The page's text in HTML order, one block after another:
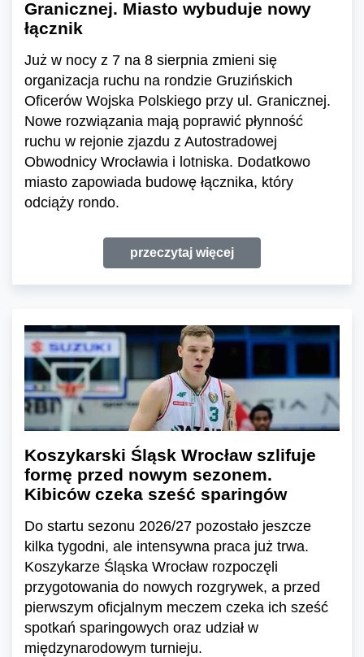
Granicznej. Miasto wybuduje nowy
łącznik
Już w nocy z 7 na 8 sierpnia zmieni się
organizacja ruchu na rondzie Gruzińskich
Oficerów Wojska Polskiego przy ul. Granicznej.
Nowe rozwiązania mają poprawić płynność
ruchu w rejonie zjazdu z Autostradowej
Obwodnicy Wrocławia i lotniska. Dodatkowo
miasto zapowiada budowę łącznika, który
odciąży rondo.
przeczytaj więcej
Koszykarski Śląsk Wrocław szlifuje
formę przed nowym sezonem.
Kibiców czeka sześć sparingów
Do startu sezonu 2026/27 pozostało jeszcze
kilka tygodni, ale intensywna praca już trwa.
Koszykarze Śląska Wrocław rozpoczęli
przygotowania do nowych rozgrywek, a przed
pierwszym oficjalnym meczem czeka ich sześć
spotkań sparingowych oraz udział w
międzynarodowym turnieju.